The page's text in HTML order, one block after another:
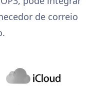
de correio